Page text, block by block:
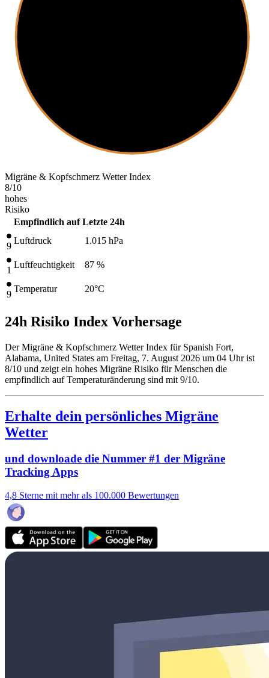
Migräne & Kopfschmerz Wetter Index
8/10
hohes
Risiko
Empfindlich auf Letzte 24h
9
Luftdruck 1.015 hPa
1
Luftfeuchtigkeit 87 %
9
Temperatur 20°C
24h Risiko Index Vorhersage
Der Migräne & Kopfschmerz Wetter Index für Spanish Fort,
Alabama, United States am Freitag, 7. August 2026 um 04 Uhr ist
8/10 und zeigt ein hohes Migräne Risiko für Menschen die
empfindlich auf Temperaturänderung sind mit 9/10.
Erhalte dein persönliches Migräne
Wetter
und downloade die Nummer #1 der Migräne
Tracking Apps
4,8 Sterne mit mehr als 100.000 Bewertungen